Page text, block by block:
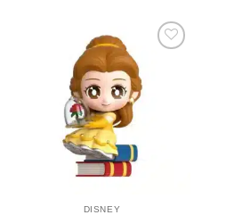
DISNEY